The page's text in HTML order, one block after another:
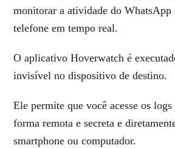
monitorar a atividade do WhatsApp
telefone em tempo real.
O aplicativo Hoverwatch é
invisível no dispositivo de destino.
Ele permite que você acesse os
forma remota e secreta e
smartphone ou computador.